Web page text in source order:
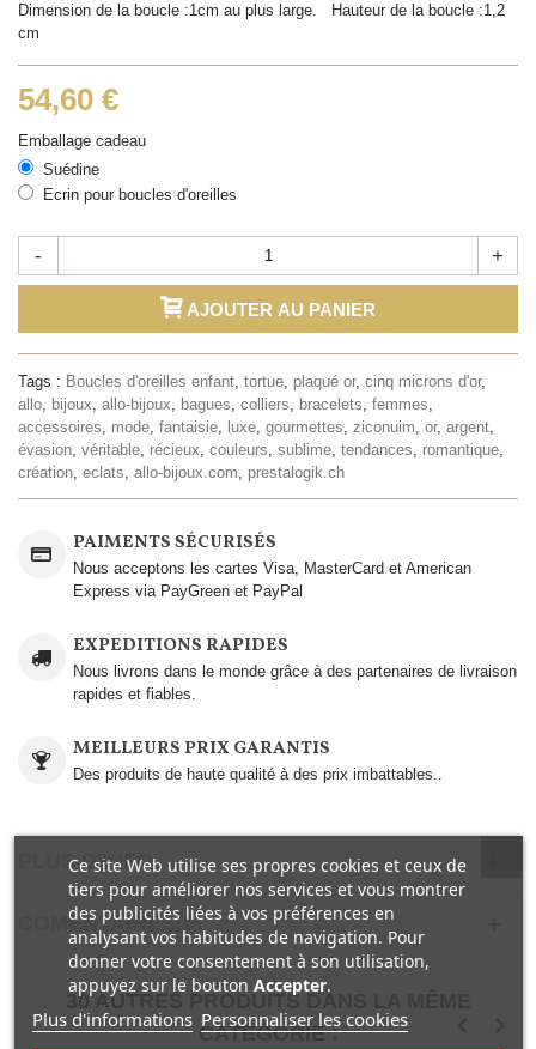
Dimension de la boucle :1cm au plus large. Hauteur de la boucle :1,2
cm
54,60 €
Emballage cadeau
Suédine
Ecrin pour boucles d'oreilles
- +
AJOUTER AU PANIER
Tags : Boucles d'oreilles enfant, tortue, plaqué or, cinq microns d'or,
allo, bijoux, allo-bijoux, bagues, colliers, bracelets, femmes,
accessoires, mode, fantaisie, luxe, gourmettes, ziconuim, or, argent,
évasion, véritable, récieux, couleurs, sublime, tendances, romantique,
création, eclats, allo-bijoux.com, prestalogik.ch
PAIMENTS SÉCURISÉS
Nous acceptons les cartes Visa, MasterCard et American
Express via PayGreen et PayPal
EXPEDITIONS RAPIDES
Nous livrons dans le monde grâce à des partenaires de livraison
rapides et fiables.
MEILLEURS PRIX GARANTIS
Des produits de haute qualité à des prix imbattables..
PLUS D'INFO
COMENTAIRES(0)
30 AUTRES PRODUITS DANS LA MÊME
CATÉGORIE :
Ce site Web utilise ses propres cookies et ceux de
tiers pour améliorer nos services et vous montrer
des publicités liées à vos préférences en
analysant vos habitudes de navigation. Pour
donner votre consentement à son utilisation,
appuyez sur le bouton Accepter.
Plus d'informations Personnaliser les cookies